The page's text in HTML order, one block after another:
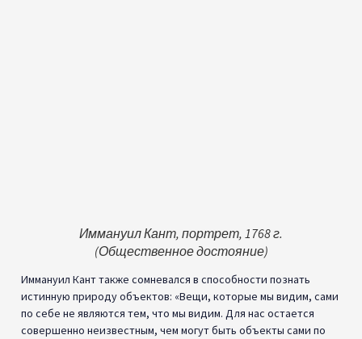
Иммануил Кант, портрет, 1768 г.
(Общественное достояние)
Иммануил Кант также сомневался в способности познать
истинную природу объектов: «Вещи, которые мы видим, сами
по себе не являются тем, что мы видим. Для нас остается
совершенно неизвестным, чем могут быть объекты сами по